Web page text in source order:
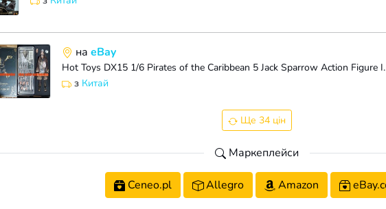
на eBay
Hot Toys DX15 1/6
з Китай
Ще 34 цін
Маркеплейси
Ceneo.pl Allegro Amazon